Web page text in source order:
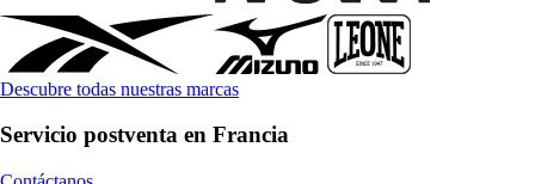
Descubre todas nuestras marcas
Servicio postventa en Francia